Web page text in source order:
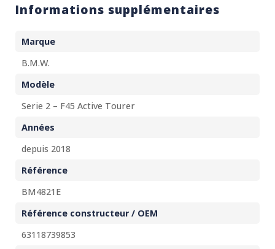
Informations supplémentaires
Marque
B.M.W.
Modèle
Serie 2 – F45 Active Tourer
Années
depuis 2018
Référence
BM4821E
Référence constructeur / OEM
63118739853